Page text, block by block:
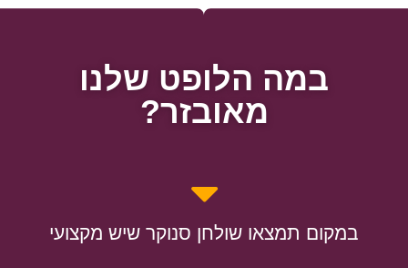
במה הלופט שלנו
מאובזר?
במקום תמצאו שולחן סנוקר שיש מקצועי